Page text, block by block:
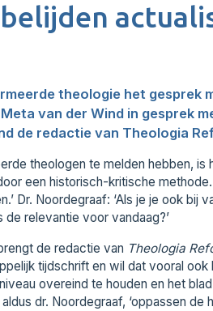
theologie het gesprek
van der Wind in gesprek
de redactie van Theologia
theologen te melden hebben, is
een historisch-kritische
Dr. Noordegraaf: ‘Als je je ook
de relevantie voor vandaag?’
de redactie van Theologia
tijdschrift en wil dat vooral
overeind te houden en het
dr. Noordegraaf, ‘oppassen